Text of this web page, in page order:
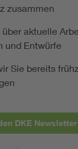
zusammen
aktuelle
und Entwürfe
Sie bereits
DKE